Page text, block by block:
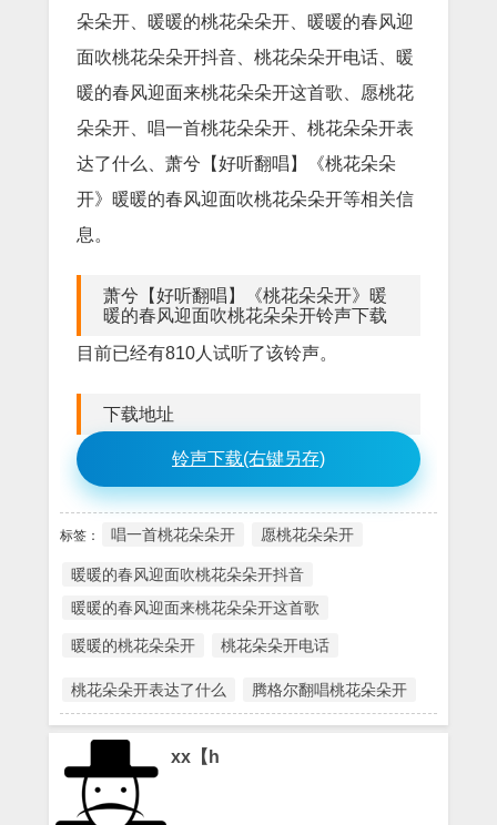
朵朵开、暖暖的桃花朵朵开、暖暖的春风迎
面吹桃花朵朵开抖音、桃花朵朵开电话、暖
暖的春风迎面来桃花朵朵开这首歌、愿桃花
朵朵开、唱一首桃花朵朵开、桃花朵朵开表
达了什么、萧兮【好听翻唱】《桃花朵朵
开》暖暖的春风迎面吹桃花朵朵开等相关信
息。
萧兮【好听翻唱】《桃花朵朵开》暖
暖的春风迎面吹桃花朵朵开铃声下载
目前已经有810人试听了该铃声。
下载地址
铃声下载(右键另存)
标签： 唱一首桃花朵朵开 愿桃花朵朵开
暖暖的春风迎面吹桃花朵朵开抖音
暖暖的春风迎面来桃花朵朵开这首歌
暖暖的桃花朵朵开 桃花朵朵开电话
桃花朵朵开表达了什么 腾格尔翻唱桃花朵朵开
xx【h